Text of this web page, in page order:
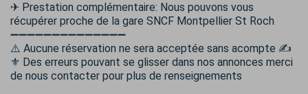
✈ Prestation complémentaire: Nous pouvons vous
récupérer proche de la gare SNCF Montpellier St Roch
➖➖➖➖➖➖➖➖➖➖➖➖➖➖
⚠️ Aucune réservation ne sera acceptée sans acompte ✍
⚜️ Des erreurs pouvant se glisser dans nos annonces merci
de nous contacter pour plus de renseignements